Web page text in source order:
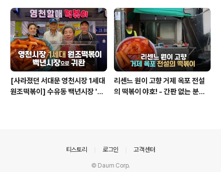
[사라졌던 서대문 영천시장 1세대
원조떡볶이] 수유동 백년시장 '영
리센느 원이 고향 거제 옥포 전설
의 떡볶이 야호! - 간판 없는 분식
티스토리 로그인 고객센터
© Daum Corp.